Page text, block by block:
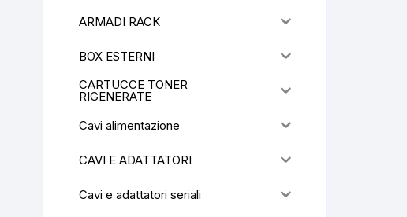
ARMADI RACK
BOX ESTERNI
CARTUCCE TONER
RIGENERATE
Cavi alimentazione
CAVI E ADATTATORI
Cavi e adattatori seriali